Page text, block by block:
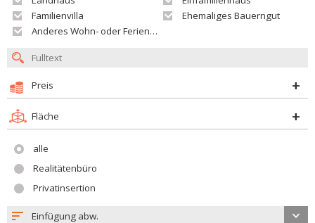
Familienvilla
Ehemaliges Bauerngut
Anderes Wohn- oder Ferienobjekt
Preis
Fläche
alle
Realitätenbüro
Privatinsertion
Einfügung abw.